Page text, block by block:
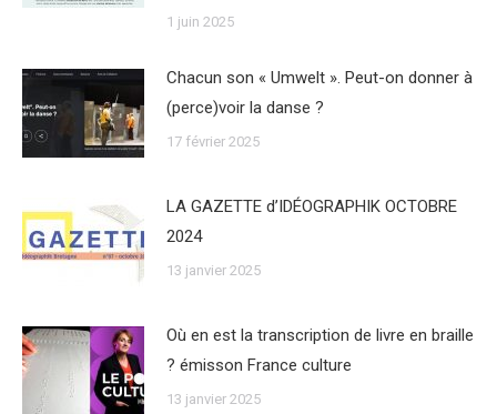
1 juin 2025
Chacun son « Umwelt ». Peut-on donner à
(perce)voir la danse ?
17 février 2025
LA GAZETTE d’IDÉOGRAPHIK OCTOBRE
2024
13 janvier 2025
Où en est la transcription de livre en braille
? émisson France culture
13 janvier 2025